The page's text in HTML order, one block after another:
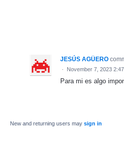
JESÚS AGÜERO
· November 7, 2023
Para mi es algo
New and returning users may sign in